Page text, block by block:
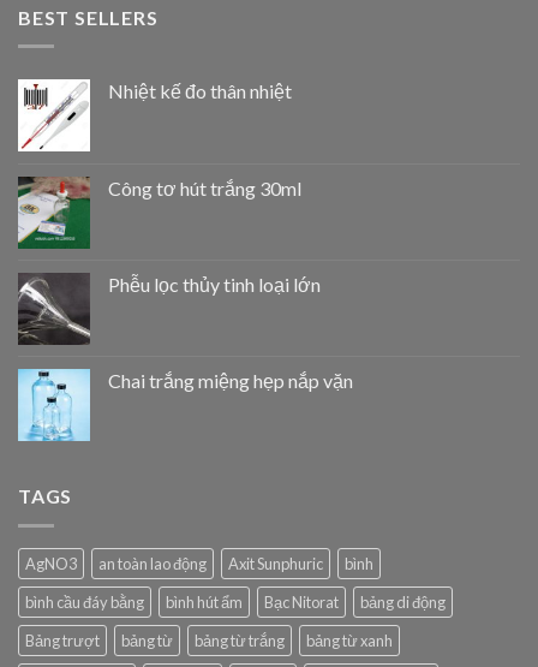
BEST SELLERS
Nhiệt kế đo thân nhiệt
Công tơ hút trắng 30ml
Phễu lọc thủy tinh loại lớn
Chai trắng miệng hẹp nắp vặn
TAGS
AgNO3 an toàn lao động Axit Sunphuric
bình
bình cầu đáy bằng
bình hút ẩm Bạc Nitorat
bảng di động
Bảng trượt
bảng từ bảng từ trắng
bảng từ xanh